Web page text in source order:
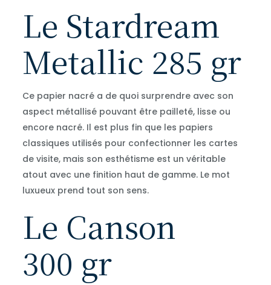
Le Stardream
Metallic 285 gr
Ce papier nacré a de quoi surprendre avec son
aspect métallisé pouvant être pailleté, lisse ou
encore nacré. Il est plus fin que les papiers
classiques utilisés pour confectionner les cartes
de visite, mais son esthétisme est un véritable
atout avec une finition haut de gamme. Le mot
luxueux prend tout son sens.
Le Canson
300 gr